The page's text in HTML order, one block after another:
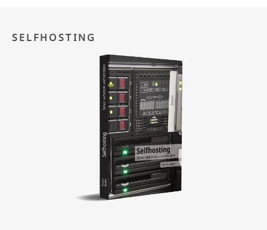
SELFHOSTING